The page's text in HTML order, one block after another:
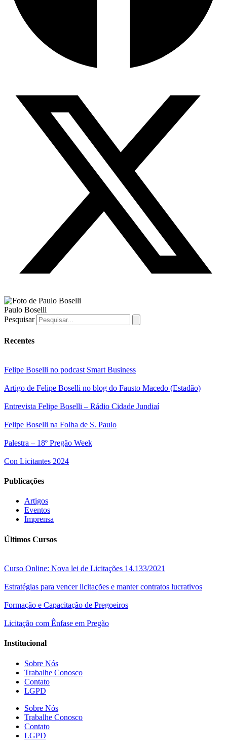
Paulo Boselli
Pesquisar
Recentes
Felipe Boselli no podcast Smart Business
Artigo de Felipe Boselli no blog do Fausto Macedo (Estadão)
Entrevista Felipe Boselli – Rádio Cidade Jundiaí
Felipe Boselli na Folha de S. Paulo
Palestra – 18º Pregão Week
Con Licitantes 2024
Publicações
Artigos
Eventos
Imprensa
Últimos Cursos
Curso Online: Nova lei de Licitações 14.133/2021
Estratégias para vencer licitações e manter contratos lucrativos
Formação e Capacitação de Pregoeiros
Licitação com Ênfase em Pregão
Institucional
Sobre Nós
Trabalhe Conosco
Contato
LGPD
Sobre Nós
Trabalhe Conosco
Contato
LGPD